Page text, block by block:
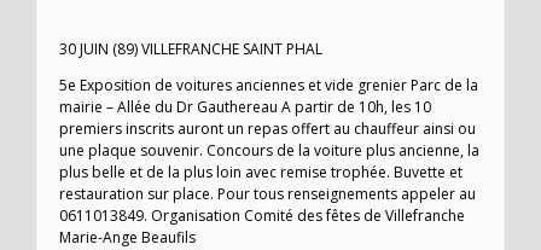
30 JUIN (89) VILLEFRANCHE SAINT PHAL
5e Exposition de voitures anciennes et vide grenier Parc de la
mairie – Allée du Dr Gauthereau A partir de 10h, les 10
premiers inscrits auront un repas offert au chauffeur ainsi ou
une plaque souvenir. Concours de la voiture plus ancienne, la
plus belle et de la plus loin avec remise trophée. Buvette et
restauration sur place. Pour tous renseignements appeler au
0611013849. Organisation Comité des fêtes de Villefranche
Marie-Ange Beaufils